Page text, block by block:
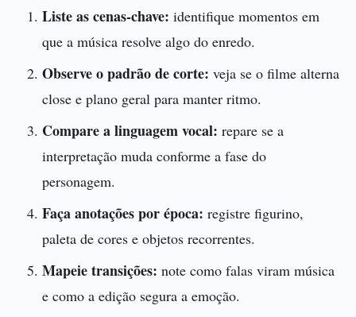
Liste as cenas-chave: identifique momentos em
que a música resolve algo do enredo.
Observe o padrão de corte: veja se o filme alterna
close e plano geral para manter ritmo.
Compare a linguagem vocal: repare se a
interpretação muda conforme a fase do
personagem.
Faça anotações por época: registre figurino,
paleta de cores e objetos recorrentes.
Mapeie transições: note como falas viram música
e como a edição segura a emoção.